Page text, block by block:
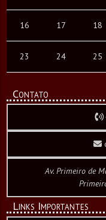
16 17 18
23 24 25
Contato
Av. Primeiro de
Links Importantes